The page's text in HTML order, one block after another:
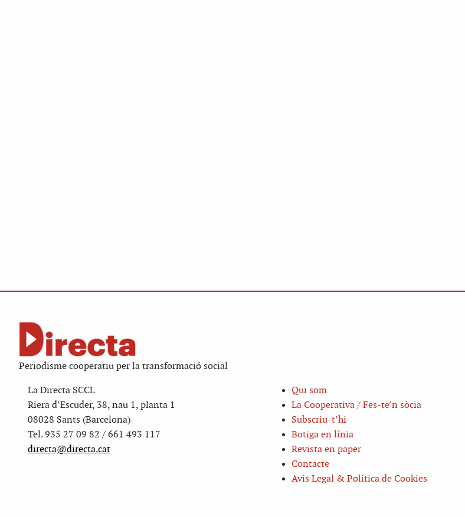
Periodisme cooperatiu per la transformació social
La Directa SCCL
Riera d’Escuder, 38, nau 1, planta 1
08028 Sants (Barcelona)
Tel. 935 27 09 82 / 661 493 117
directa@directa.cat
Qui som
La Cooperativa / Fes-te’n sòcia
Subscriu-t’hi
Botiga en línia
Revista en paper
Contacte
Avis Legal & Política de Cookies